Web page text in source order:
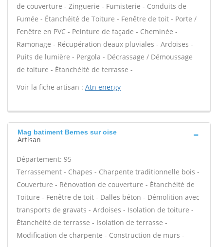
de couverture - Zinguerie - Fumisterie - Conduits de
Fumée - Étanchéité de Toiture - Fenêtre de toit - Porte /
Fenêtre en PVC - Peinture de façade - Cheminée -
Ramonage - Récupération deaux pluviales - Ardoises -
Puits de lumière - Pergola - Décrassage / Démoussage
de toiture - Étanchéité de terrasse -
Voir la fiche artisan : Atn energy
Mag batiment Bernes sur oise
Artisan
Département: 95
Terrassement - Chapes - Charpente traditionnelle bois -
Couverture - Rénovation de couverture - Étanchéité de
Toiture - Fenêtre de toit - Dalles béton - Démolition avec
transports de gravats - Ardoises - Isolation de toiture -
Étanchéité de terrasse - Isolation de terrasse -
Modification de charpente - Construction de murs -